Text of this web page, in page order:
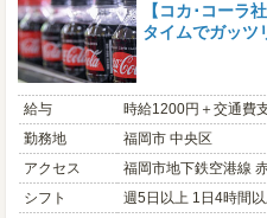
【コカ･コーラ
タイムでガッツ
給与
時給1200円＋交通費
勤務地
福岡市 中央区
アクセス
福岡市地下鉄空港線
シフト
週5日以上 1日4時間